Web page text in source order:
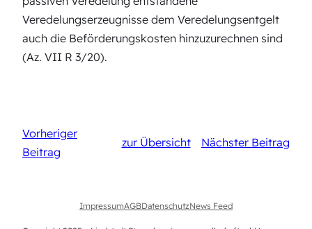
Veredelungserzeugnisse dem Veredelungsentgelt
auch die Beförderungskosten hinzuzurechnen sind
(Az. VII R 3/20).
Vorheriger
Beitrag
zur Übersicht Nächster Beitrag
ImpressumAGBDatenschutzNews Feed